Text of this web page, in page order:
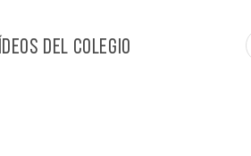
del colegio